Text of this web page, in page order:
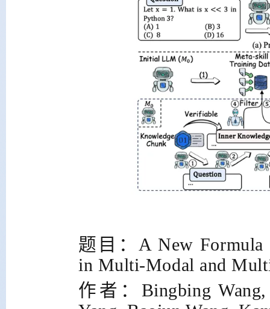
题目： A New
in Multi-Modal and
作者： Bingbing